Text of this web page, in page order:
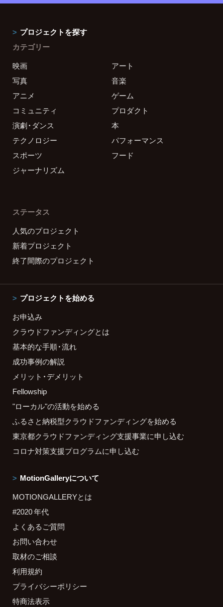
プロジェクトを探す
カテゴリー
映画
アート
写真
音楽
アニメ
ゲーム
コミュニティ
プロダクト
演劇・ダンス
本
テクノロジー
パフォーマンス
スポーツ
フード
ジャーナリズム
ステータス
人気のプロジェクト
新着プロジェクト
終了間際のプロジェクト
プロジェクトを始める
お申込み
クラウドファンディングとは
基本的な手順・流れ
成功事例の解説
メリット・デメリット
Fellowship
"ローカル"の活動を始める
ふるさと納税型クラウドファンディングを始める
東京都クラウドファンディング支援事業に申し込む
コロナ対策支援プログラムに申し込む
MotionGalleryについて
MOTIONGALLERYとは
#2020 年代
よくあるご質問
お問い合わせ
取材のご相談
利用規約
プライバシーポリシー
特商法表示